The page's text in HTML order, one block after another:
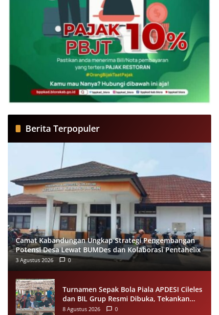
Berita Terpopuler
Camat Kabandungan Ungkap Strategi Pengembangan
Potensi Desa Lewat BUMDes dan Kolaborasi Pentahelix
3 Agustus 2026 0
Turnamen Sepak Bola Piala APDESI Cileles
dan BIL Grup Resmi Dibuka, Tekankan
Sportivitas
8 Agustus 2026 0